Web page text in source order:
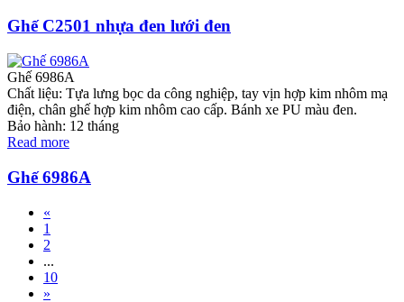
Ghế C2501 nhựa đen lưới đen
Ghế 6986A
Chất liệu: Tựa lưng bọc da công nghiệp, tay vịn hợp kim nhôm mạ
điện, chân ghế hợp kim nhôm cao cấp. Bánh xe PU màu đen.
Bảo hành: 12 tháng
Read more
Ghế 6986A
«
1
2
...
10
»